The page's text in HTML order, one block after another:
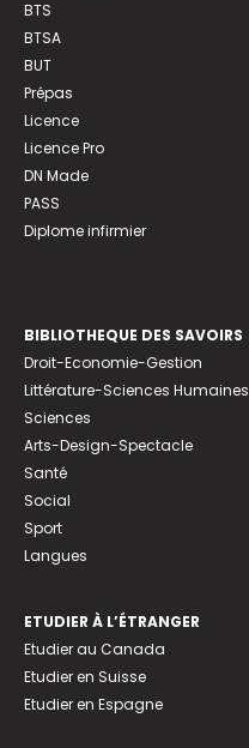
BTS
BTSA
BUT
Prépas
Licence
Licence Pro
DN Made
PASS
Diplome infirmier
BIBLIOTHEQUE DES SAVOIRS
Droit-Economie-Gestion
Littérature-Sciences Humaines
Sciences
Arts-Design-Spectacle
Santé
Social
Sport
Langues
ETUDIER À L’ÉTRANGER
Etudier au Canada
Etudier en Suisse
Etudier en Espagne